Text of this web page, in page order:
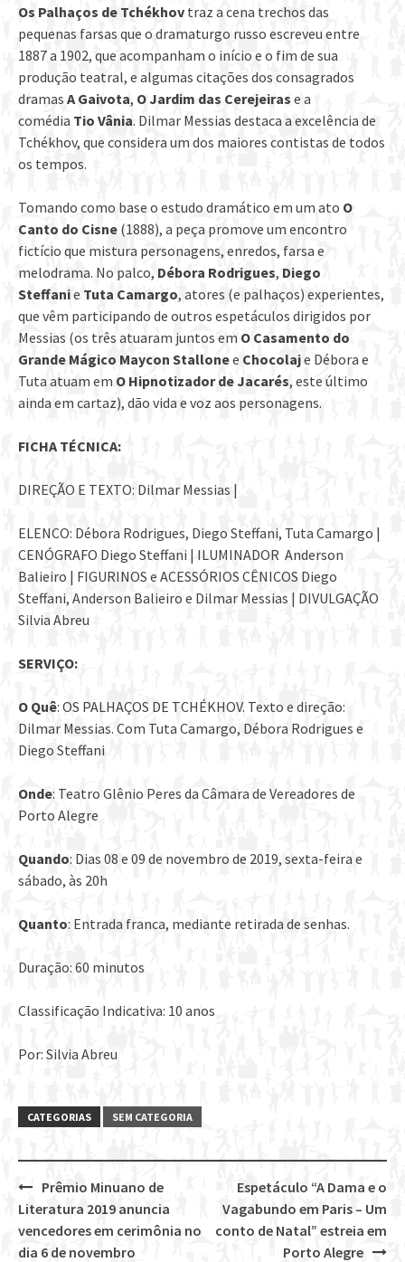
Os Palhaços de Tchékhov traz a cena trechos das
pequenas farsas que o dramaturgo russo escreveu entre
1887 a 1902, que acompanham o início e o fim de sua
produção teatral, e algumas citações dos consagrados
dramas A Gaivota, O Jardim das Cerejeiras e a
comédia Tio Vânia. Dilmar Messias destaca a excelência de
Tchékhov, que considera um dos maiores contistas de todos
os tempos.
Tomando como base o estudo dramático em um ato O
Canto do Cisne (1888), a peça promove um encontro
fictício que mistura personagens, enredos, farsa e
melodrama. No palco, Débora Rodrigues, Diego
Steffanie Tuta Camargo, atores (e palhaços) experientes,
que vêm participando de outros espetáculos dirigidos por
Messias (os três atuaram juntos em O Casamento do
Grande Mágico Maycon Stallonee Chocolaje Débora e
Tuta atuam em O Hipnotizador de Jacarés, este último
ainda em cartaz), dão vida e voz aos personagens.
FICHA TÉCNICA:
DIREÇÃO E TEXTO: Dilmar Messias |
ELENCO: Débora Rodrigues, Diego Steffani, Tuta Camargo |
CENÓGRAFO Diego Steffani | ILUMINADOR Anderson
Balieiro | FIGURINOS e ACESSÓRIOS CÊNICOS Diego
Steffani, Anderson Balieiro e Dilmar Messias | DIVULGAÇÃO
Silvia Abreu
SERVIÇO:
O Quê: OS PALHAÇOS DE TCHÉKHOV. Texto e direção:
Dilmar Messias. Com Tuta Camargo, Débora Rodrigues e
Diego Steffani
Onde: Teatro Glênio Peres da Câmara de Vereadores de
Porto Alegre
Quando: Dias 08 e 09 de novembro de 2019, sexta-feira e
sábado, às 20h
Quanto: Entrada franca, mediante retirada de senhas.
Duração: 60 minutos
Classificação Indicativa: 10 anos
Por: Silvia Abreu
CATEGORIAS SEM CATEGORIA
Post
navigation
Espetáculo “A Dama e o
Vagabundo em Paris – Um
conto de Natal” estreia em
Porto Alegre
Prêmio Minuano de
Literatura 2019 anuncia
vencedores em cerimônia no
dia 6 de novembro